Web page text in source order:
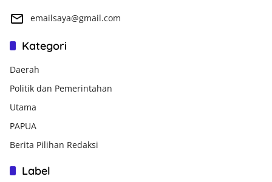
emailsaya@gmail.com
Kategori
Daerah
Politik dan Pemerintahan
Utama
PAPUA
Berita Pilihan Redaksi
Label